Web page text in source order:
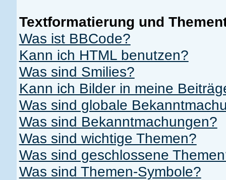
Textformatierung und
Was ist BBCode?
Kann ich HTML benutzen?
Was sind Smilies?
Kann ich Bilder in meine
Was sind globale
Was sind Bekanntmachungen?
Was sind wichtige Themen?
Was sind geschlossene
Was sind Themen-Symbole?